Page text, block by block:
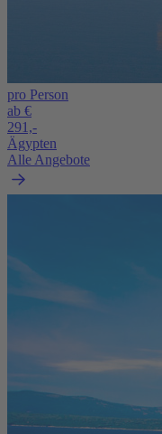
pro Person
ab €
291,-
Ägypten
Alle Angebote